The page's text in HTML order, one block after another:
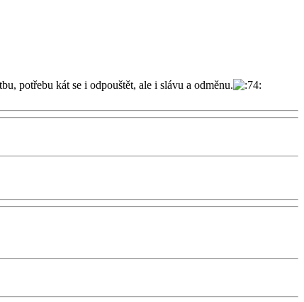
potřebu kát se i odpouštět, ale i slávu a odměnu.